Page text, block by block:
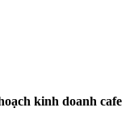
kinh doanh cafe